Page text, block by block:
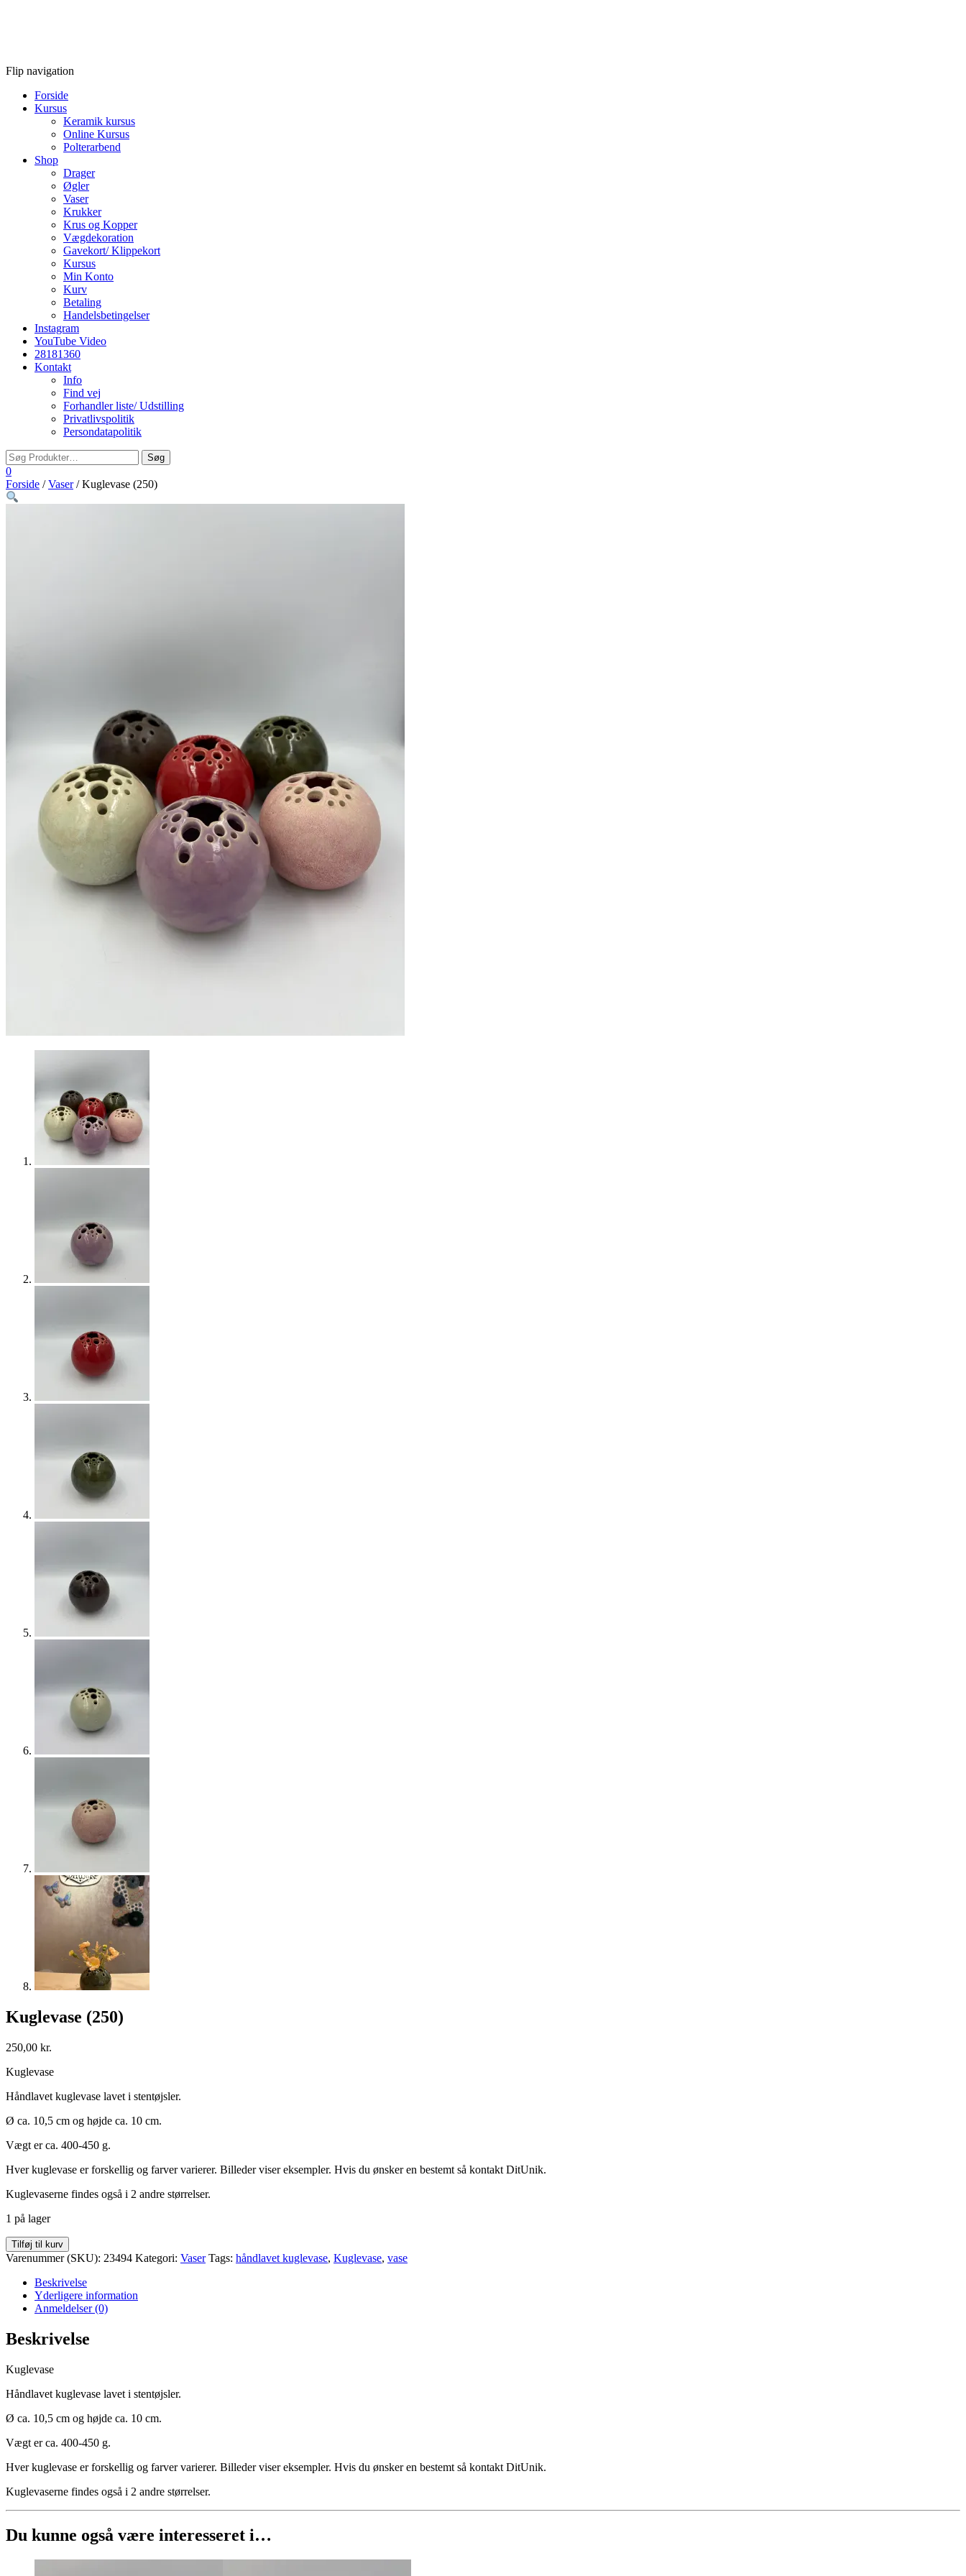
Flip navigation
Forside
Kursus
Keramik kursus
Online Kursus
Polterarbend
Shop
Drager
Øgler
Vaser
Krukker
Krus og Kopper
Vægdekoration
Gavekort/ Klippekort
Kursus
Min Konto
Kurv
Betaling
Handelsbetingelser
Instagram
YouTube Video
28181360
Kontakt
Info
Find vej
Forhandler liste/ Udstilling
Privatlivspolitik
Persondatapolitik
0
Forside /Vaser/ Kuglevase (250)
Kuglevase (250)
250,00 kr.
Kuglevase
Håndlavet kuglevase lavet i stentøjsler.
Ø ca. 10,5 cm og højde ca. 10 cm.
Vægt er ca. 400-450 g.
Hver kuglevase er forskellig og farver varierer. Billeder viser eksempler. Hvis du ønsker en bestemt så kontakt DitUnik.
Kuglevaserne findes også i 2 andre størrelser.
1 på lager
Kuglevase
(250)
Tilføj til kurv
Varenummer (SKU): 23494 Kategori: Vaser Tags: håndlavet kuglevase, Kuglevase, vase
Beskrivelse
Yderligere information
Anmeldelser (0)
Beskrivelse
Kuglevase
Håndlavet kuglevase lavet i stentøjsler.
Ø ca. 10,5 cm og højde ca. 10 cm.
Vægt er ca. 400-450 g.
Hver kuglevase er forskellig og farver varierer. Billeder viser eksempler. Hvis du ønsker en bestemt så kontakt DitUnik.
Kuglevaserne findes også i 2 andre størrelser.
Du kunne også være interesseret i…